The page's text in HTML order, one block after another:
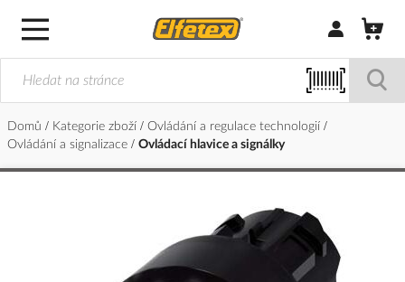
Přihlásit/
Domů Kategorie zboží
Ovládání a regulace technologií
Ovládání a signalizace
Ovládací hlavice a signálky